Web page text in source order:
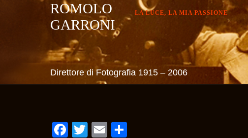
ROMOLO
GARRONI
Direttore di Fotografia 1915 – 2006
LA LUCE, LA MIA PASSIONE
Facebook
Twitter
Email